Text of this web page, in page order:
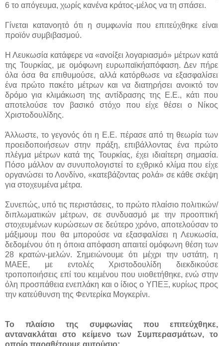
6 το απόγευμα, χωρίς κανένα κράτος-μέλος να τη σπάσει.
Γίνεται κατανοητό ότι η συμφωνία που επιτεύχθηκε είναι
προϊόν συμβιβασμού.
Η Λευκωσία κατάφερε να «ανοίξει λογαριασμό» μέτρων κατά
της Τουρκίας, με ομόφωνη ευρωπαϊκήαπόφαση. Δεν πήρε
όλα όσα θα επιθυμούσε, αλλά κατόρθωσε να εξασφαλίσει
ένα πρώτο πακέτο μέτρων και να διατηρήσει ανοικτό τον
δρόμο για κλιμάκωση της αντίδρασης της Ε.Ε., κάτι που
αποτελούσε τον βασικό στόχο που είχε θέσει ο Νίκος
Χριστοδουλίδης.
Άλλωστε, το γεγονός ότι η Ε.Ε. πέρασε από τη θεωρία των
προειδοποιήσεων στην πράξη, επιβάλλοντας ένα πρώτο
πλέγμα μέτρων κατά της Τουρκίας, έχει ιδιαίτερη σημασία.
Πόσο μάλλον αν συνυπολογιστεί το εχθρικό κλίμα που είχε
οργανώσει το Λονδίνο, «κατεβάζοντας ρολά» σε κάθε σκέψη
για στοχευμένα μέτρα.
Συνεπώς, υπό τις περιστάσεις, το πρώτο πλαίσιο πολιτικών/
διπλωματικών μέτρων, σε συνδυασμό με την προοπτική
στοχευμένων κυρώσεων σε δεύτερο χρόνο, αποτελούσαν το
μάξιμουμ που θα μπορούσε να εξασφαλίσει η Λευκωσία,
δεδομένου ότι η όποια απόφαση απαιτεί ομόφωνη θέση των
28 κρατών-μελών. Σημειώνουμε ότι μέχρι την υστάτη, η
ΜΑΕΕ, με εντολές Χριστοδουλίδη διεκδικούσε
τροποποιήσεις επί του κειμένου που υιοθετήθηκε, ενώ στην
όλη προσπάθεια ενεπλάκη και ο ίδιος ο ΥΠΕΞ, κυρίως προς
την κατεύθυνση της Φεντερίκα Μογκερίνι.
Το πλαίσιο της συμφωνίας που επιτεύχθηκε,
αντανακλάται στο κείμενο των Συμπερασμάτων, το
οποίο παραθέτουμε αυτούσιο: